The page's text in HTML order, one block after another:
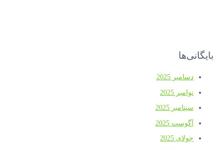
بایگانی‌ها
دسامبر 2025
نوامبر 2025
سپتامبر 2025
آگوست 2025
جولای 2025